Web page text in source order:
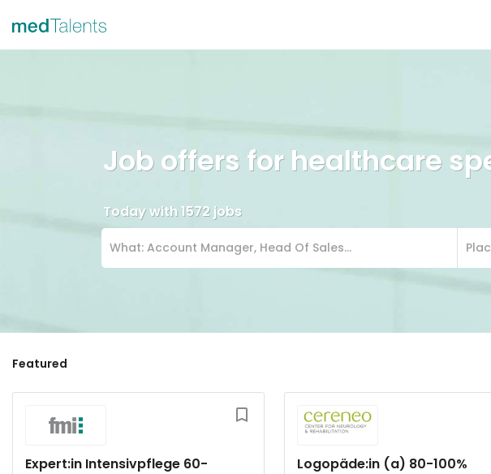
Job offers for healthcare
Today with 1572 jobs
Featured
Expert:in Intensivpflege 60-
Logopäde:in (a) 80-100%